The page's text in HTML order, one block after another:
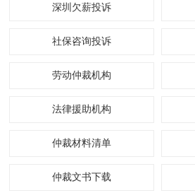
深圳欠薪投诉
社保咨询投诉
劳动仲裁机构
法律援助机构
仲裁材料清单
仲裁文书下载